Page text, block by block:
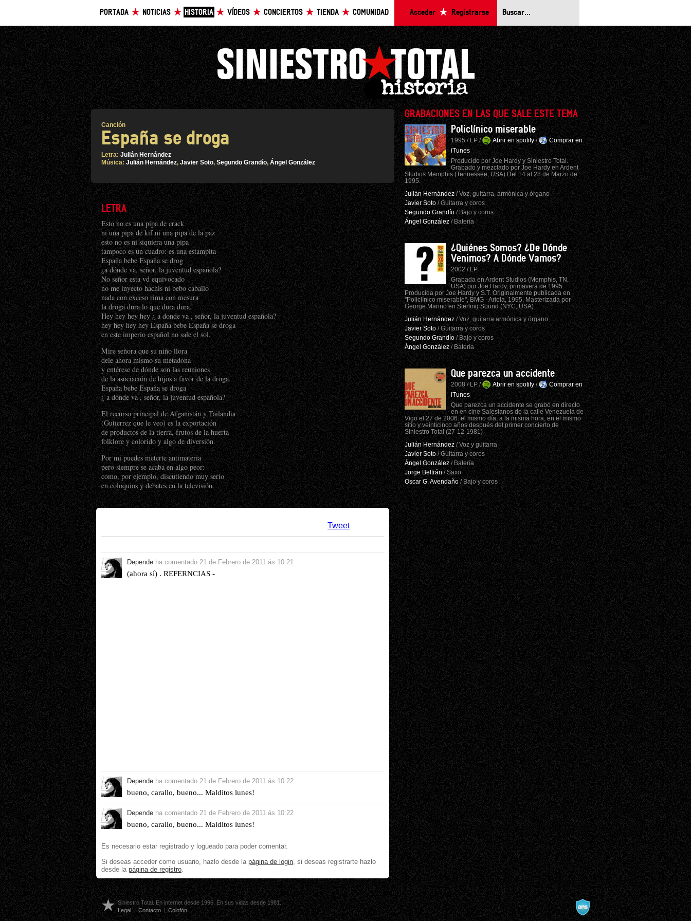
PORTADA NOTICIAS HISTORIA VÍDEOS CONCIERTOS TIENDA COMUNIDAD Acceder Registrarse
Canción
España se droga
Letra: Julián Hernández
Música: Julián Hernández, Javier Soto, Segundo Grandío, Ángel González
LETRA
Esto no es una pipa de crack
ni una pipa de kif ni una pipa de la paz
esto no es ni siquiera una pipa
tampoco es un cuadro: es una estampita
España bebe España se drog
¿a dónde va, señor, la juventud española?
No señor esta vd equivocado
no me inyecto hachis ni bebo caballo
nada con exceso rima con mesura
la droga dura lo que dura dura.
Hey hey hey hey ¿ a donde va , señor, la juventud española?
hey hey hey hey España bebe España se droga
en este imperio español no sale el sol.
Mire señora que su niño llora
dele ahora mismo su metadona
y entérese de dónde son las reuniones
de la asociación de hijos a favor de la droga.
España bebe España se droga
¿ a dónde va , señor, la juventud española?
El recurso principal de Afganistán y Tailandia
(Gutierrez que le veo) es la exportación
de productos de la tierra, frutos de la huerta
folklore y colorido y algo de diversión.
Por mí puedes meterte antimateria
pero siempre se acaba en algo peor:
como, por ejemplo, discutiendo muy serio
en coloquios y debates en la televisión.
Tweet
Depende ha comentado 21 de Febrero de 2011 ás 10:21
(ahora sí) . REFERNCIAS -
Depende ha comentado 21 de Febrero de 2011 ás 10:22
bueno, carallo, bueno... Malditos lunes!
Depende ha comentado 21 de Febrero de 2011 ás 10:22
bueno, carallo, bueno... Malditos lunes!
Es necesario estar registrado y logueado para poder comentar.
Si deseas acceder como usuario, hazlo desde la página de login, si deseas registrarte hazlo
desde la página de registro.
GRABACIONES EN LAS QUE SALE ESTE TEMA
Policlínico miserable
1995 / LP / Abrir en spotify/
Comprar en
iTunes
Producido por Joe Hardy y Siniestro Total.
Grabado y mezclado por Joe Hardy en Ardent
Studios Memphis (Tennessee, USA) Del 14 al 28 de Marzo de
1995.
Julián Hernández/ Voz, guitarra, armónica y órgano
Javier Soto/ Guitarra y coros
Segundo Grandío / Bajo y coros
Ángel González/ Batería
¿Quiénes Somos? ¿De Dónde
Venimos? A Dónde Vamos?
2002 / LP
Grabada en Ardent Studios (Memphis, TN,
USA) por Joe Hardy, primavera de 1995.
Producida por Joe Hardy y S.T. Originalmente publicada en
"Policlínico miserable", BMG - Ariola, 1995. Masterizada por
George Marino en Sterling Sound (NYC, USA)
Julián Hernández/ Voz, guitarra armónica y órgano
Javier Soto/ Guitarra y coros
Segundo Grandío/ Bajo y coros
Ángel González/ Batería
Que parezca un accidente
2008 / LP / Abrir en spotify/
Comprar en
iTunes
Que parezca un accidente se grabó en directo
en en cine Salesianos de la calle Venezuela de
Vigo el 27 de 2006: el mismo día, a la misma hora, en el mismo
sitio y veinticinco años después del primer concierto de
Siniestro Total (27-12-1981)
Julián Hernández/ Voz y guitarra
Javier Soto/ Guitarra y coros
Ángel González/ Batería
Jorge Beltrán/ Saxo
Oscar G. Avendaño/ Bajo y coros
Siniestro Total. En internet desde 1996. En sus vidas desde 1981.
Legal
| Contacto Colofón